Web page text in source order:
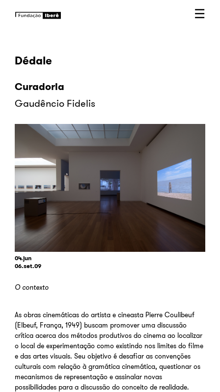
☰
Dédale
Curadoria
Gaudêncio Fidelis
04.jun
06.set.09
O contexto
As obras cinemáticas do artista e cineasta Pierre Coulibeuf
(Elbeuf, França, 1949) buscam promover uma discussão
crítica acerca dos métodos produtivos do cinema ao localizar
o local de experimentação como existindo nos limites do filme
e das artes visuais. Seu objetivo é desafiar as convenções
culturais com relação à gramática cinemática, questionar os
mecanismos de representação e assinalar novas
possibilidades para a discussão do conceito de realidade.